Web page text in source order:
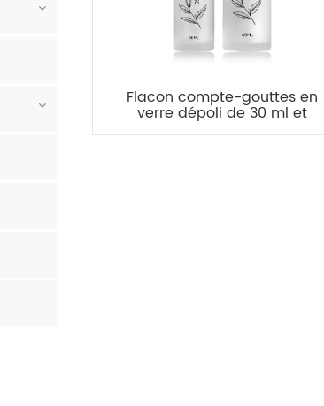
Flacon compte-gouttes en
verre dépoli de 30 ml et
flacon en verre vaporisateur